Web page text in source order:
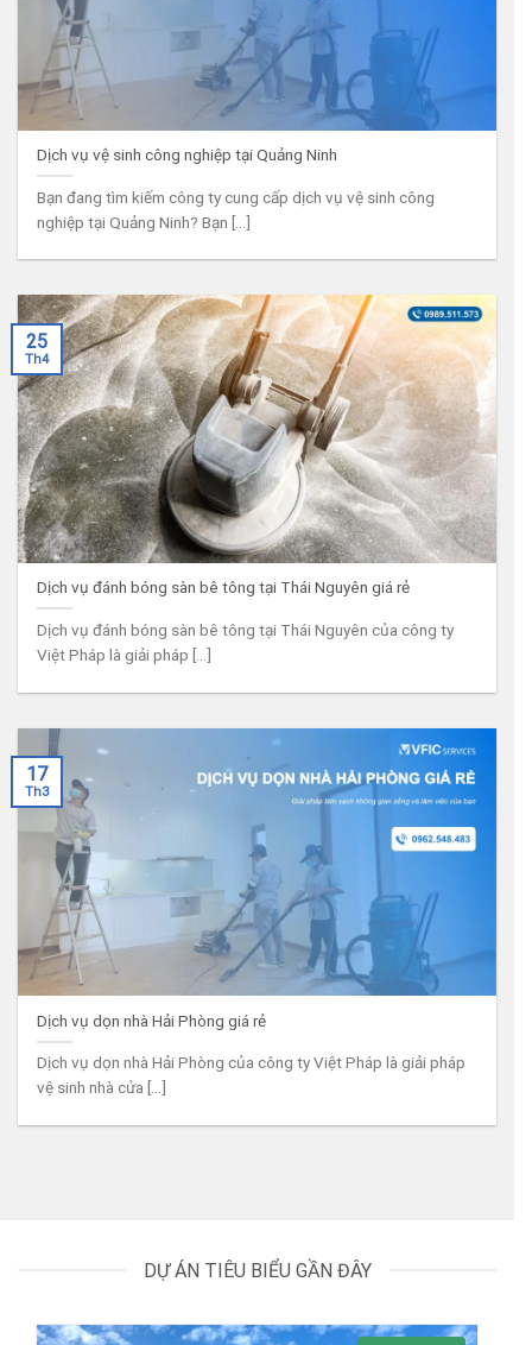
Dịch vụ vệ sinh công nghiệp tại Quảng Ninh
Bạn đang tìm kiếm công ty cung cấp dịch vụ vệ sinh công
nghiệp tại Quảng Ninh? Bạn [...]
Dịch vụ đánh bóng sàn bê tông tại Thái Nguyên giá rẻ
Dịch vụ đánh bóng sàn bê tông tại Thái Nguyên của công ty
Việt Pháp là giải pháp [...]
25
Th4
Dịch vụ dọn nhà Hải Phòng giá rẻ
Dịch vụ dọn nhà Hải Phòng của công ty Việt Pháp là giải pháp
vệ sinh nhà cửa [...]
17
Th3
DỰ ÁN TIÊU BIỂU GẦN ĐÂY